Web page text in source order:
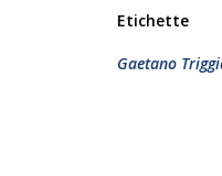
Etichette
Gaetano